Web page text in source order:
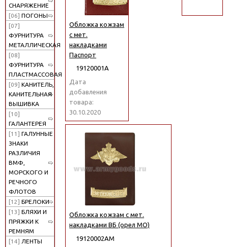
СНАРЯЖЕНИЕ
[06] ПОГОНЫ
[07]
ФУРНИТУРА
МЕТАЛЛИЧЕСКАЯ
[08]
ФУРНИТУРА
ПЛАСТМАССОВАЯ
[09] КАНИТЕЛЬ,
КАНИТЕЛЬНАЯ
ВЫШИВКА
[10]
ГАЛАНТЕРЕЯ
[11] ГАЛУННЫЕ
ЗНАКИ
РАЗЛИЧИЯ
ВМФ,
МОРСКОГО И
РЕЧНОГО
ФЛОТОВ
[12] БРЕЛОКИ
[13] БЛЯХИ И
ПРЯЖКИ К
РЕМНЯМ
[14] ЛЕНТЫ
Обложка кожзам
с мет.
накладками
Паспорт
19120001А
Дата
добавления
товара:
30.10.2020
Обложка кожзам с мет.
накладками ВБ (орел МО)
19120002АМ